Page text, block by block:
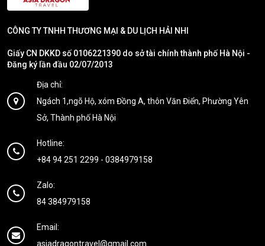
CÔNG TY TNHH THƯƠNG MẠI & DU LỊCH HẢI NHI
Giấy CN DKKD số 0106221390 do sở tài chính thành phố Hà Nội -
Đăng ký lần đầu 02/07/2013
Địa chỉ:
Ngách 1,ngõ Hộ, xóm Đồng A, thôn Văn Điển, Phường Yên
Sở, Thành phố Hà Nội
Hotline:
+84 94 251 2299 - 0384979158
Zalo:
84 384979158
Email:
asiadragontravel@gmail.com